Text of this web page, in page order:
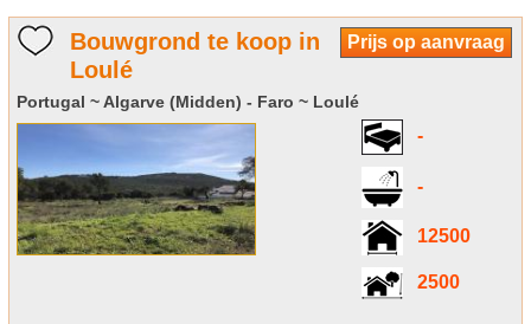
Prijs op aanvraag
Bouwgrond te koop in
Loulé
Portugal ~ Algarve (Midden) - Faro ~ Loulé
-
-
12500
2500